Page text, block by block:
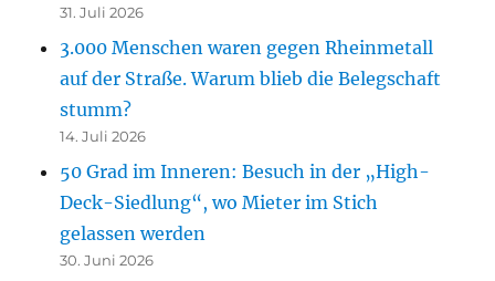
31. Juli 2026
3.000 Menschen waren gegen Rheinmetall
auf der Straße. Warum blieb die Belegschaft
stumm?
14. Juli 2026
50 Grad im Inneren: Besuch in der „High-
Deck-Siedlung“, wo Mieter im Stich
gelassen werden
30. Juni 2026